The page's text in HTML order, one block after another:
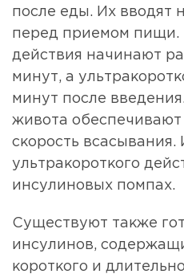
после еды. Их вводят
перед приемом пищи.
действия начинают
минут, а
минут после
живота
скорость всасывания.
ультракороткого
инсулиновых помпах.
Существуют также
инсулинов,
короткого и